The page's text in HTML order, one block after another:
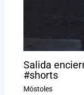
Salida
#shorts
Móstoles